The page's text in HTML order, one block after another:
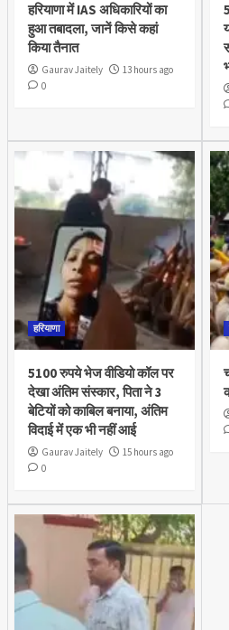
हरियाणा में IAS अधिकारियों का
हुआ तबादला, जानें किसे कहां
किया तैनात
Gaurav Jaitely
13 hours ago
0
हरियाणा
5100 रुपये भेज वीडियो कॉल पर
देखा अंतिम संस्कार, पिता ने 3
बेटियों को काबिल बनाया, अंतिम
विदाई में एक भी नहीं आई
Gaurav Jaitely
15 hours ago
0